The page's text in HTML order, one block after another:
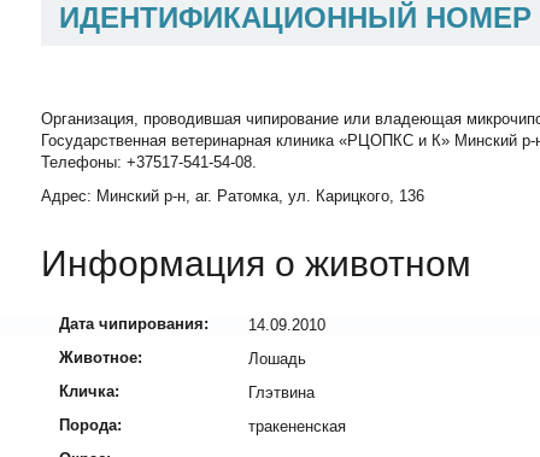
ИДЕНТИФИКАЦИОННЫЙ
Организация, проводившая чипирование или владеющая
Государственная ветеринарная клиника «РЦОПКС и К» Минский р-
Телефоны: +37517-541-54-08.
Адрес: Минский р-н, аг. Ратомка, ул. Карицкого, 136
Информация о животном
Дата чипирования:
14.09.2010
Животное:
Лошадь
Кличка:
Глэтвина
Порода:
тракененская